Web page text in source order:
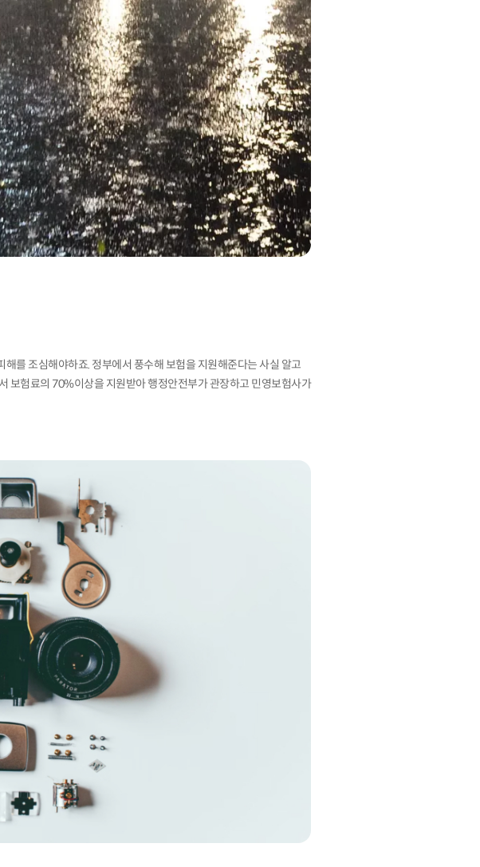
를 조심해야하죠. 정부에서 풍수해 보험을 지원해준다는 사실 알고
보험료의 70%이상을 지원받아 행정안전부가 관장하고 민영보험사가